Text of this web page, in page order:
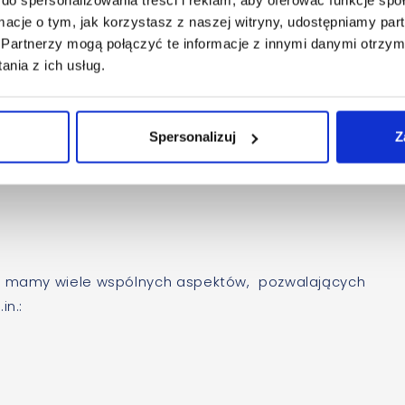
o tym, jak korzystasz z naszej witryny, udostępniamy
mogą połączyć te informacje z innymi danymi
z ich usług.
Spersonalizuj
jest zbliżona do modelu telewizyjnego. Mamy
o ile wydawca nie zdecyduje inaczej, mogą
IABDigital Video Ad Format Guidelines & Best
jako zalecane.
własne techniczne wymagania, ale odwołując
wiele wspólnych aspektów, pozwalających